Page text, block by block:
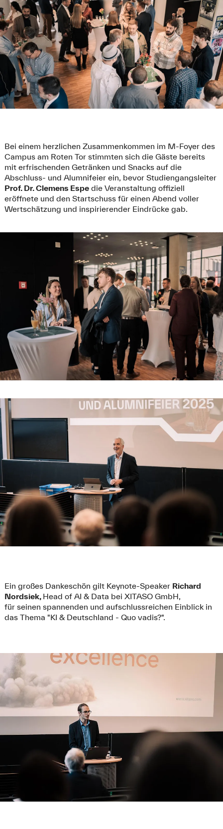
Bei einem herzlichen Zusammenkommen im M-Foyer des
Campus am Roten Tor stimmten sich die Gäste bereits
mit erfrischenden Getränken und Snacks auf die
Abschluss- und Alumnifeier ein, bevor Studiengangsleiter
Prof. Dr. Clemens Espedie Veranstaltung offiziell
eröffnete und den Startschuss für einen Abend voller
Wertschätzung und inspirierender Eindrücke gab.
Ein großes Dankeschön gilt Keynote-Speaker Richard
Nordsiek, Head of AI & Data bei XITASO GmbH,
für seinen spannenden und aufschlussreichen Einblick in
das Thema "KI & Deutschland - Quo vadis?".